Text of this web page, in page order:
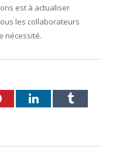
est à actualiser
les collaborateurs
nécessité.
PinterestLinkedInTumblr